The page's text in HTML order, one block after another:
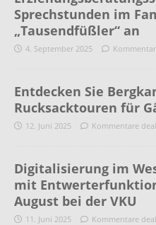
Sprechstunden im
„Tausendfüßler“ an
4. September 2025
Entdecken Sie
Rucksacktouren für
12. Juni 2025 Kommentare
Digitalisierung im
mit
August bei der VKU
11. Juni 2025 Kommentare